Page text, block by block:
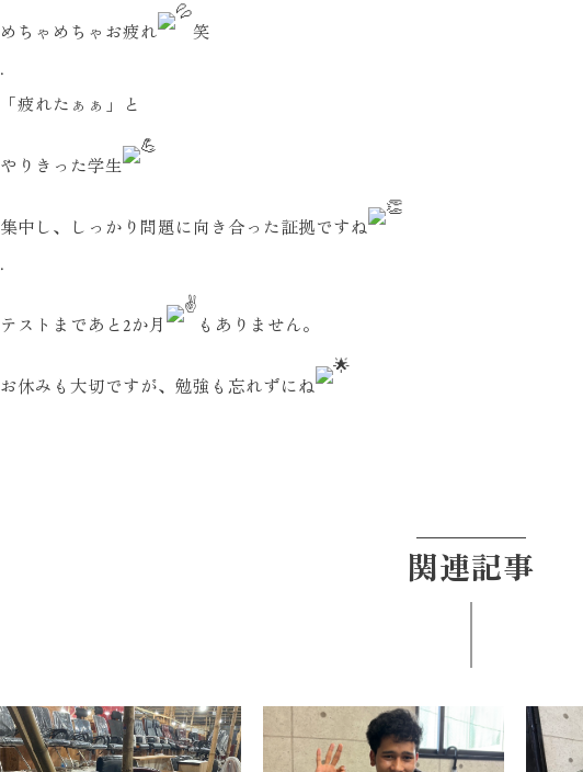
めちゃめちゃお疲れ
笑
.
「疲れたぁぁ」と
やりきった学生
集中し、しっかり問題に向き合った証拠ですね
.
テストまであと2か月 もありません。
お休みも大切ですが、勉強も忘れずにね
関連記事